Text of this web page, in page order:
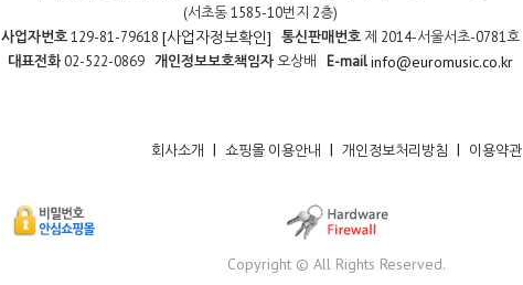
(서초동 1585-10번지 2층)
사업자번호129-81-79618 [사업자정보확인] 통신판매번호제 2014-서울서초-0781호
대표전화02-522-0869 개인정보보호책임자오상배 E-mail info@euromusic.co.kr
회사소개 | 쇼핑몰 이용안내 | 개인정보처리방침 | 이용약관
Copyright © All Rights Reserved.